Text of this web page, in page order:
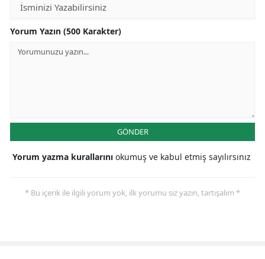
Yorum Yazın (500 Karakter)
GÖNDER
Yorum yazma kurallarını okumuş ve kabul etmiş sayılırsınız
* Bu içerik ile ilgili yorum yok, ilk yorumu siz yazın, tartışalım *